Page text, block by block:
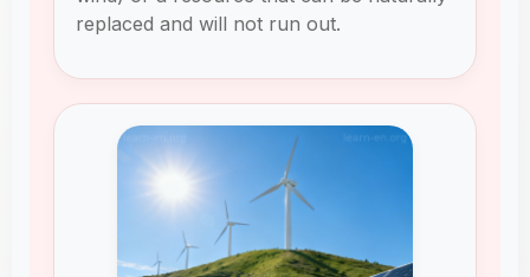
replaced and will not run out.